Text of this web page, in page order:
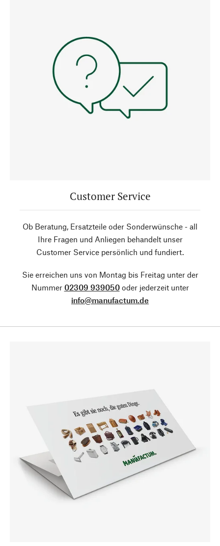
Customer Service
Ob Beratung, Ersatzteile oder Sonderwünsche - all
Ihre Fragen und Anliegen behandelt unser
Customer Service persönlich und fundiert.
Sie erreichen uns von Montag bis Freitag unter der
Nummer 02309 939050oder jederzeit unter
info@manufactum.de